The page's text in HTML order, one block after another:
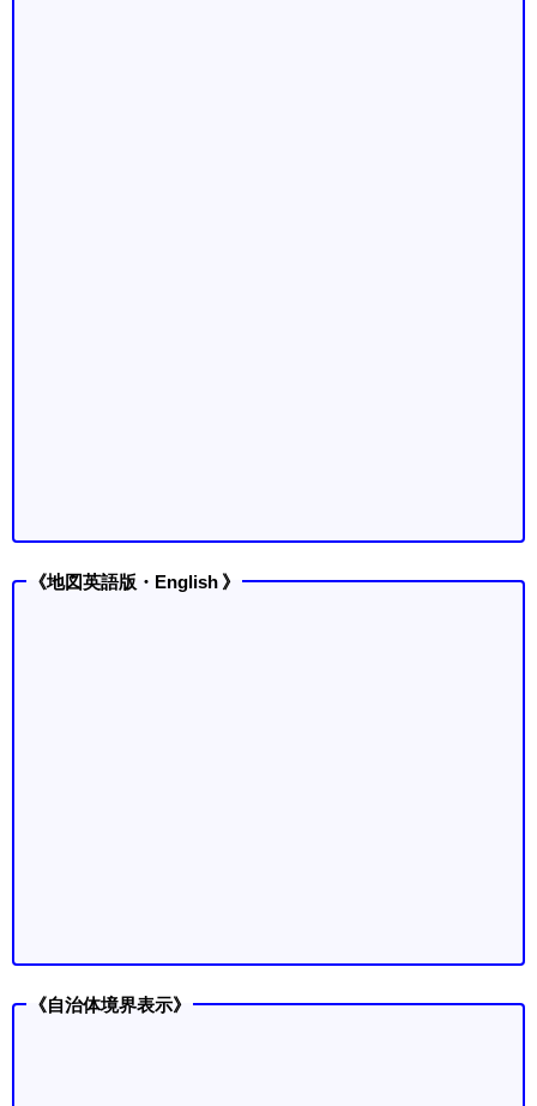
《地図英語版・English 》
《自治体境界表示》